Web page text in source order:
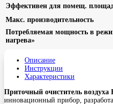
Эффективен для помещ.
Макс. производительность
Потребляемая мощность в
нагрева»
Описание
Инструкции
Характеристики
Приточный очиститель воздуха
инновационный прибор,